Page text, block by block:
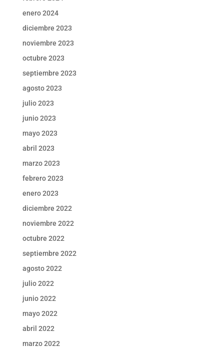
enero 2024
diciembre 2023
noviembre 2023
octubre 2023
septiembre 2023
agosto 2023
julio 2023
junio 2023
mayo 2023
abril 2023
marzo 2023
febrero 2023
enero 2023
diciembre 2022
noviembre 2022
octubre 2022
septiembre 2022
agosto 2022
julio 2022
junio 2022
mayo 2022
abril 2022
marzo 2022